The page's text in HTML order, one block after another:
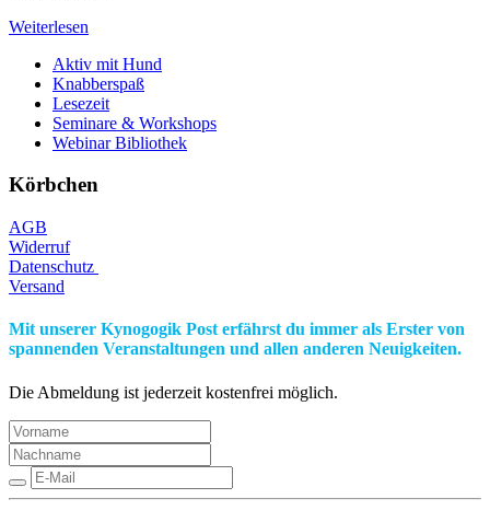
Weiterlesen
Aktiv mit Hund
Knabberspaß
Lesezeit
Seminare & Workshops
Webinar Bibliothek
Körbchen
AGB
Widerruf
Datenschutz
Versand
Mit unserer Kynogogik Post erfährst du immer als Erster von
spannenden Veranstaltungen und allen anderen Neuigkeiten.
Die Abmeldung ist jederzeit kostenfrei möglich.